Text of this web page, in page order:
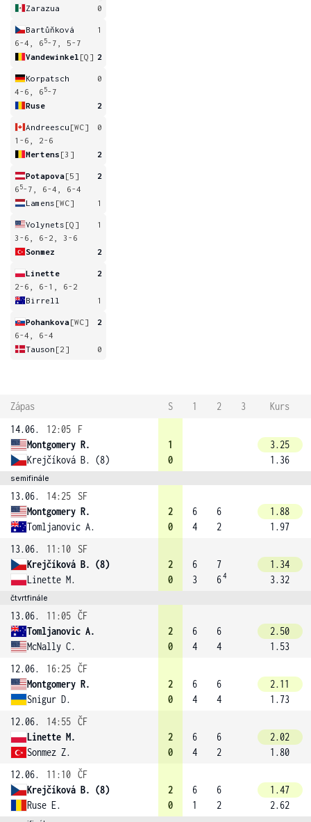
Zarazua
0
Bartůňková
1
6-4, 6 5-7, 5-7
Vandewinkel [Q] 2
Korpatsch
0
4-6, 6 5-7
Ruse
2
Andreescu [WC]
0
1-6, 2-6
Mertens [3] 2
Potapova[5]
2
6 5-7, 6-4, 6-4
Lamens [WC] 1
Volynets [Q]
1
3-6, 6-2, 3-6
Sonmez
2
Linette
2
2-6, 6-1, 6-2
Birrell
1
Pohankova[WC]
2
6-4, 6-4
Tauson [2] 0
Zápas S 1 2 3
Kurs
14.06.
12:05
F
Montgomery R.
Krejčíková B. (8)
1
0
3.25
1.36
semifinále
13.06. 14:25
SF
Montgomery R.
Tomljanovic A.
2
0
6
4
6
2
1.88
1.97
13.06.
11:10
SF
Krejčíková B. (8)
Linette M.
2
0
6
3
7
64
1.34
3.32
čtvrtfinále
13.06. 11:05 ČF
Tomljanovic A.
McNally C.
2
0
6
4
6
4
2.50
1.53
12.06.
16:25 ČF
Montgomery R.
Snigur D.
2
0
6
4
6
4
2.11
1.73
12.06.
14:55 ČF
Linette M.
Sonmez Z.
2
0
6
4
6
2
2.02
1.80
12.06.
11:10 ČF
Krejčíková B. (8)
Ruse E.
2
0
6
1
6
2
1.47
2.62